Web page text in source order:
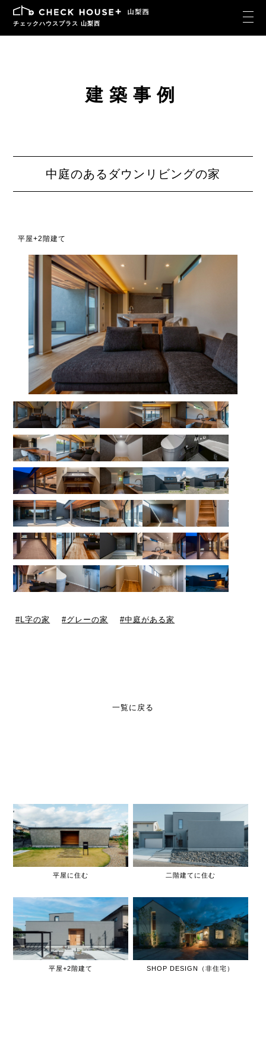
チェックハウスプラス 山梨西
建築事例
中庭のあるダウンリビングの家
平屋+2階建て
L字の家 グレーの家 中庭がある家
一覧に戻る
平屋に住む 二階建てに住む
平屋+2階建て SHOP DESIGN（非住宅）